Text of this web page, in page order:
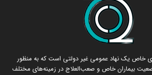
خاص یک نهاد عمومی غیر دولتی است که به منظور
بیماران خاص و صعب‌العلاج در زمینه‌های مختلف